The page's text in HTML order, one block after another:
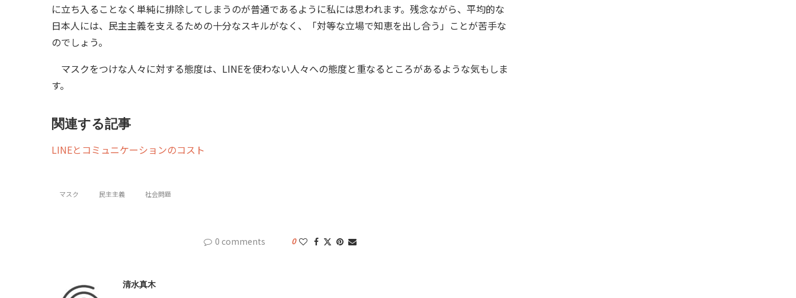
に立ち入ることなく単純に排除してしまうのが普通であるように私には思われます。残念ながら、平均的な
日本人には、民主主義を支えるための十分なスキルがなく、「対等な立場で知恵を出し合う」ことが苦手な
のでしょう。
マスクをつけな人々に対する態度は、LINEを使わない人々への態度と重なるところがあるような気もしま
す。
関連する記事
LINEとコミュニケーションのコスト
マスク 民主主義 社会問題
0 comments 0
清水真木